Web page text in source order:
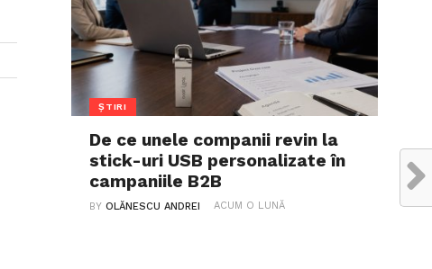
ȘTIRI
De ce unele companii revin la
stick-uri USB personalizate în
campaniile B2B
BYOLĂNESCU ANDREI ACUM O LUNĂ